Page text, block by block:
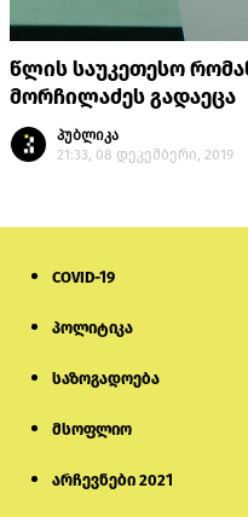
წლის საუკეთესო
მორჩილაძეს გადაეცა
პუბლიკა
21:33, 08 დეკემბერი, 2019
COVID-19
პოლიტიკა
საზოგადოება
მსოფლიო
არჩევნები 2021